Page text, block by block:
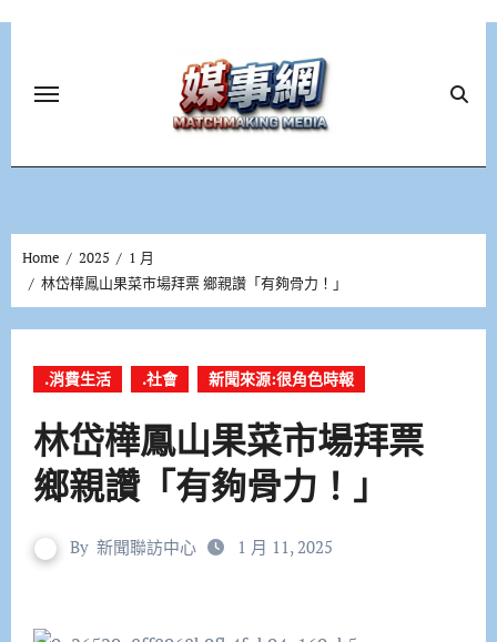
Home 2025
1 月
林岱樺鳳山果菜市場拜票 鄉親讚「有夠骨力！」
.消費生活 .社會 新聞來源:很角色時報
林岱樺鳳山果菜市場拜票
鄉親讚「有夠骨力！」
By 新聞聯訪中心 1 月 11, 2025